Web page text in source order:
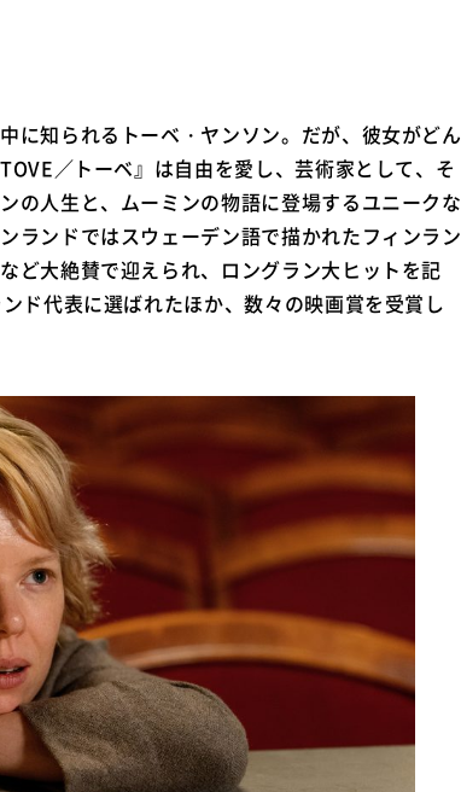
に知られるトーベ・ヤンソン。だが、彼女がどん
／トーベ』は自由を愛し、芸術家として、そ
の人生と、ムーミンの物語に登場するユニークな
ランドではスウェーデン語で描かれたフィンラン
ど大絶賛で迎えられ、ロングラン大ヒットを記
ド代表に選ばれたほか、数々の映画賞を受賞し